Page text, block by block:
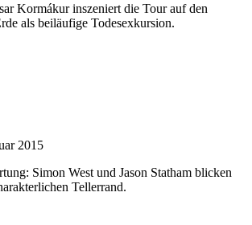
Kormákur inszeniert die Tour auf den
als beiläufige Todesexkursion.
2015
Simon West und Jason Statham blicken
Tellerrand.